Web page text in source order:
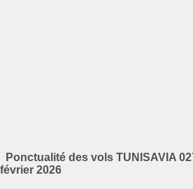
Ponctualité des vols TUNISAVIA
février 2026